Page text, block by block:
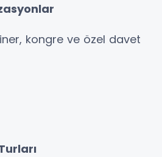
kongre ve özel davet